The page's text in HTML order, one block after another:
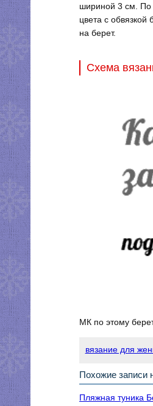
шириной 3 см. По
цвета с
на берет.
Схема
МК по этому
вязание для
Похожие записи
Пляжная туника